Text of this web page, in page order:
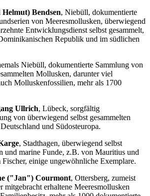
Helmut) Bendsen, Niebüll, dokumentierte
von Meeresmollusken, überwiegend
Entwicklungsdienst selbst gesammelt,
Republik und im südlichen
Niebüll, dokumentierte Sammlung von
Mollusken, darunter viel
Molluskenfossilien, mehr als 1700
Ullrich, Lübeck, sorgfältig
von überwiegend selbst gesammelten
und Südosteuropa.
, Stadthagen, überwiegend selbst
und marine Funde, z.B. von Mauritius und
einige ungewöhnliche Exemplare.
("Jan") Courmont, Ottersberg, zumeist
mitgebracht erhaltene Meeresmollusken